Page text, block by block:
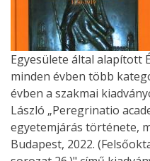
Egyesülete által alapított
minden évben több
évben a szakmai
László „Peregrinatio
egyetemjárás története,
Budapest, 2022.